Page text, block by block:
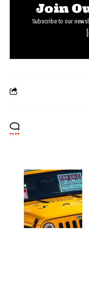
Join
Subscribe to our